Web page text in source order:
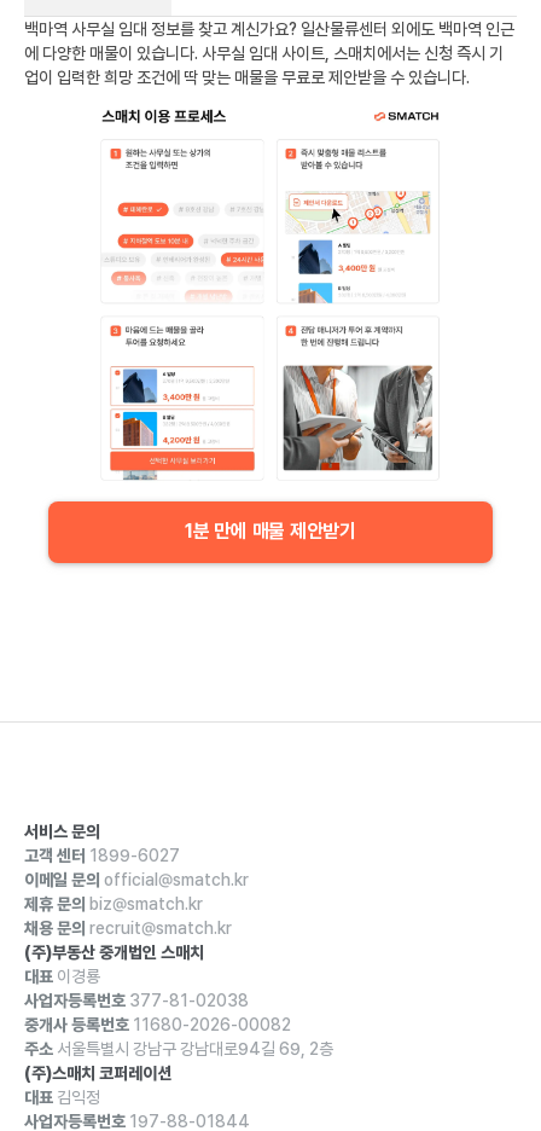
백마역 사무실 임대 정보를 찾고 계신가요? 일산물류센터 외에도 백마역 인근
에 다양한 매물이 있습니다. 사무실 임대 사이트, 스매치에서는 신청 즉시 기
업이 입력한 희망 조건에 딱 맞는 매물을 무료로 제안받을 수 있습니다.
1분 만에 매물 제안받기
서비스 문의
고객 센터 1899-6027
이메일 문의 official@smatch.kr
제휴 문의 biz@smatch.kr
채용 문의 recruit@smatch.kr
(주)부동산 중개법인 스매치
대표 이경룡
사업자등록번호 377-81-02038
중개사 등록번호 11680-2026-00082
주소 서울특별시 강남구 강남대로94길 69, 2층
(주)스매치 코퍼레이션
대표 김익정
사업자등록번호 197-88-01844